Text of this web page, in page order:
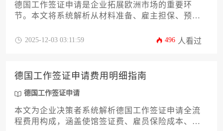
德国工作签证申请是企业拓展欧洲市场的重要环
节。本文将系统解析从材料准备、雇主担保、预约
主要签证类型的选择策略，并提供避免常见拒签风
2025-12-03 03:11:59 496 人看过
德国工作签证申请费用明细指南
德国工作签证申请
本文为企业决策者系统解析德国工作签证申请全流
程费用构成，涵盖使馆签证费、雇员保险成本、资